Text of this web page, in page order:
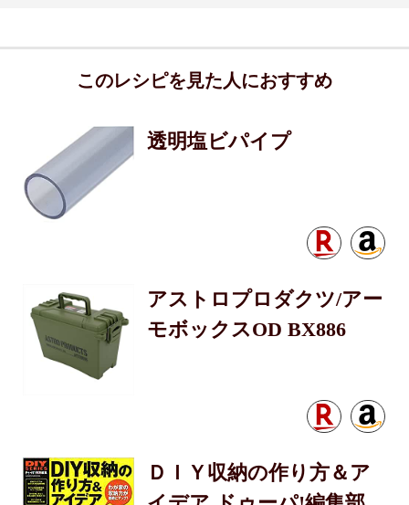
このレシピを見た人におすすめ
透明塩ビパイプ
アストロプロダクツ/アー
モボックスOD BX886
ＤＩＹ収納の作り方＆ア